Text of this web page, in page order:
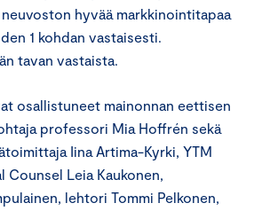
hyvää markkinointitapaa
1 kohdan vastaisesti.
tavan vastaista.
osallistuneet mainonnan eettisen
professori Mia Hoffrén sekä
Iina Artima-Kyrki, YTM
Counsel Leia Kaukonen,
lehtori Tommi Pelkonen,